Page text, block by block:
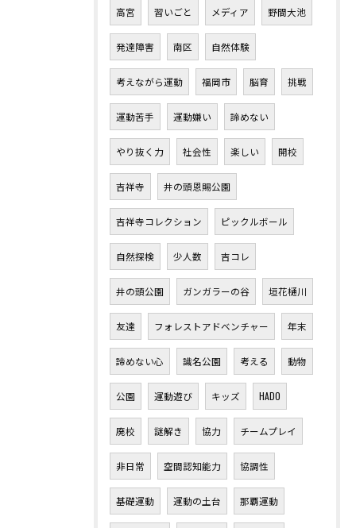
高宮 習いごと メディア 野間大池
発達障害 南区 自然体験
考えながら運動 福岡市 脳育 挑戦
運動苦手 運動嫌い 諦めない
やり抜く力 社会性 楽しい 開校
吉祥寺 井の頭恩賜公園
吉祥寺コレクション ピックルボール
自然探検 少人数 吉コレ
井の頭公園 ガンガラーの谷 垣花樋川
友達 フォレストアドベンチャー 年末
諦めない心 識名公園 考える 動物
公園 運動遊び キッズ HADO
廃校 謎解き 協力 チームプレイ
非日常 空間認知能力 協調性
基礎運動 運動の土台 那覇運動